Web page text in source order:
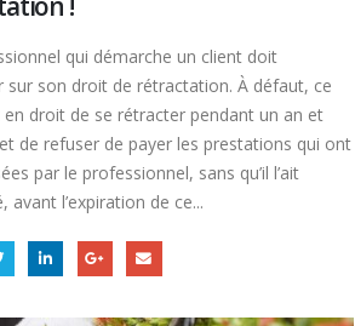
qui démarche un client doit
sur son droit de rétractation. À défaut, ce
en droit de se rétracter pendant un an et
de refuser de payer les prestations qui ont
par le professionnel, sans qu’il l’ait
avant l’expiration de ce...